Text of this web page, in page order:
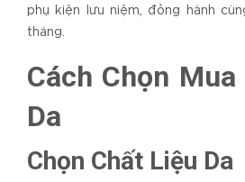
phụ kiện lưu niệm, đồng hành
tháng.
Cách Chọn
Da
Chọn Chất Liệu Da